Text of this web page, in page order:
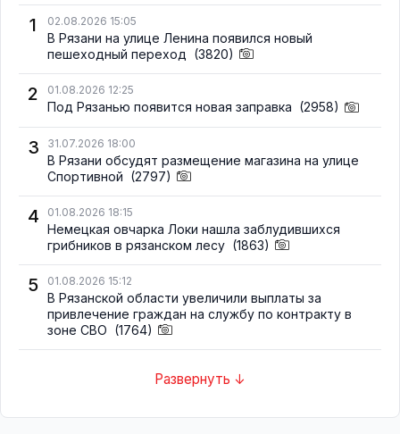
1
02.08.2026 15:05
В Рязани на улице Ленина появился новый
пешеходный переход (3820)
2 01.08.2026 12:25
Под Рязанью появится новая заправка (2958)
3 31.07.2026 18:00
В Рязани обсудят размещение магазина на улице
Спортивной (2797)
4 01.08.2026 18:15
Немецкая овчарка Локи нашла заблудившихся
грибников в рязанском лесу (1863)
5 01.08.2026 15:12
В Рязанской области увеличили выплаты за
привлечение граждан на службу по контракту в
зоне СВО (1764)
Развернуть ↓